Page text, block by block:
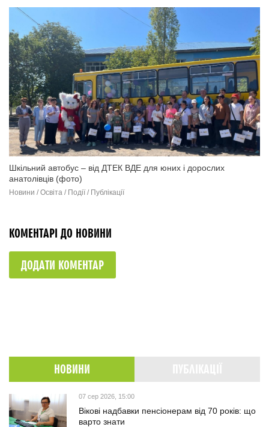
Шкільний автобус – від ДТЕК ВДЕ для юних і дорослих
анатолівців (фото)
Новини / Освіта / Події / Публікації
КОМЕНТАРІ ДО НОВИНИ
ДОДАТИ КОМЕНТАР
НОВИНИ
07 сер 2026, 15:00
Вікові надбавки пенсіонерам від 70 років: що
варто знати